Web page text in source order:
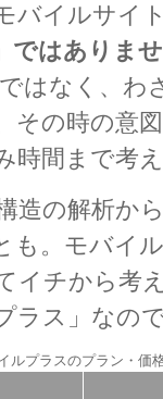
バイルサイ
ではありま
はなく、わ
その時の意
時間まで考
造の解析か
も。モバイ
イチから考
ラス」なの
ルプラスのプラン・価